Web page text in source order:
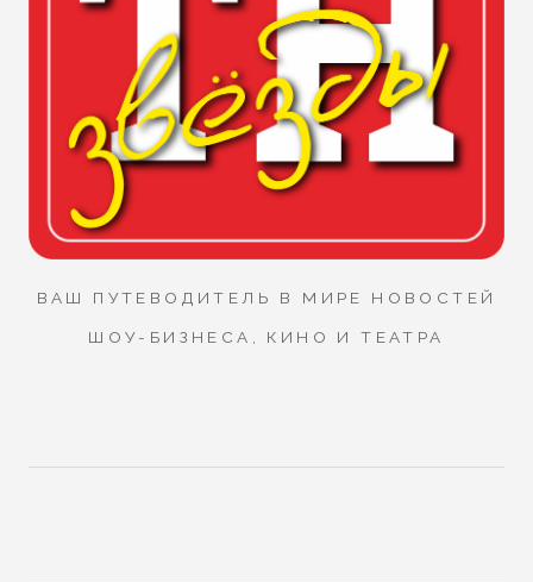
ВАШ ПУТЕВОДИТЕЛЬ В МИРЕ НОВОСТЕЙ
ШОУ-БИЗНЕСА, КИНО И ТЕАТРА